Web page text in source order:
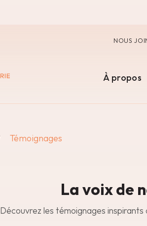
NOUS
À propos
Témoignages
La voix de
Découvrez les témoignages